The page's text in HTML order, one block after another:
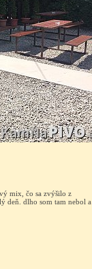
mix, čo sa zvýšilo z
deň. dlho som tam nebol a